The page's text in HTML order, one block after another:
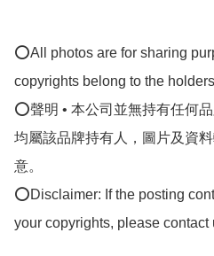
⭕All photos are for sharing
copyrights belong to the
⭕聲明 • 本公司並無持有任何
均屬該品牌持有人，圖片及資
意。
⭕Disclaimer: If the posting
your copyrights, please contact